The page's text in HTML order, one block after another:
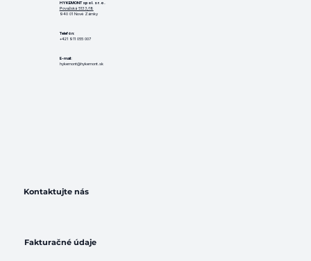
HYKEMONT spol. s r.o.
Považská 5133/18
940 01 Nové Zámky
Telefón:
+421 911 055 007
E-mail:
hykemont@hykemont.sk
Kontaktujte nás
Fakturačné údaje